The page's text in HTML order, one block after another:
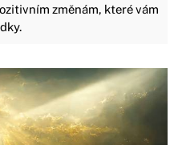
změnám, které vám